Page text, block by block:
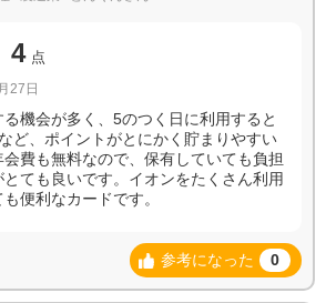
4 点
27日
機会が多く、5のつく日に利用すると
ど、ポイントがとにかく貯まりやすい
費も無料なので、保有していても負担
ても良いです。イオンをたくさん利用
便利なカードです。
参考になった 0